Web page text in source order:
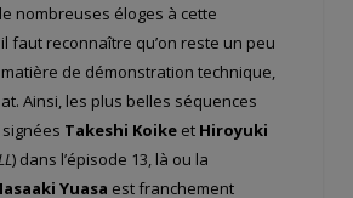
nombreuses éloges à cette
faut reconnaître qu’on reste un peu
de démonstration technique,
Ainsi, les plus belles séquences
Takeshi Koike et Hiroyuki
) dans l’épisode 13, là ou la
Yuasa est franchement